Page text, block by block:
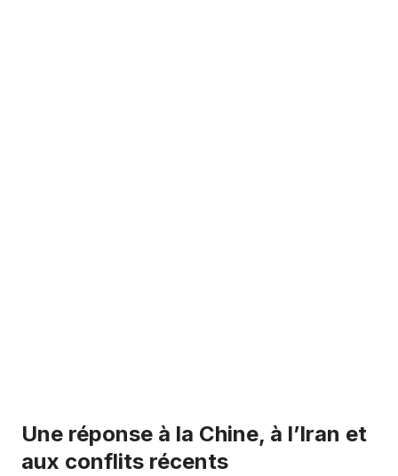
Une réponse à la Chine, à l’Iran et
aux conflits récents